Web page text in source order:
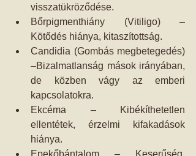
visszatükröződése.
Bőrpigmenthiány (Vitiligo) –
Kötődés hiánya, kitaszítottság.
Candidia (Gombás megbetegedés)
–Bizalmatlanság mások irányában,
de közben vágy az emberi
kapcsolatokra.
Ekcéma – Kibékíthetetlen
ellentétek, érzelmi kifakadások
hiánya.
Epekőbántalom – Keserűség,